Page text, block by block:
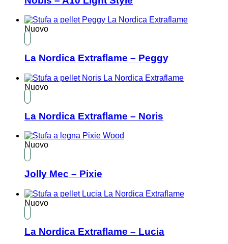
Nuovo
La Nordica Extraflame – Peggy
Nuovo
La Nordica Extraflame – Noris
Nuovo
Jolly Mec – Pixie
Nuovo
La Nordica Extraflame – Lucia